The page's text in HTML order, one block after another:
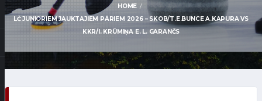
HOME
LČ JUNIORIEM JAUKTAJIEM PĀRIEM 2026 – SKOB/T.E.BUNCE A.KAPURA VS
KKR/I. KRŪMIŅA E. L. GARANČS